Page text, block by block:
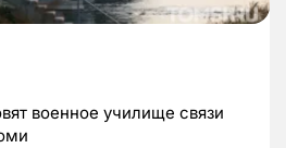
военное училище связи